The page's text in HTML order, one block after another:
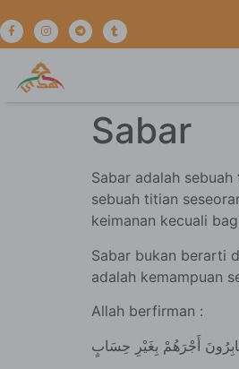
Sabar
Sabar adalah
sebuah titian
keimanan kecuali
Sabar bukan berarti
adalah kemampuan
Allah berfirman :
أَجْرَهُمْ بِغَيْرِ حِسَابٍ